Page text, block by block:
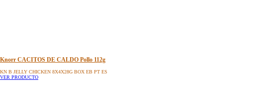
Knorr CACITOS DE CALDO Pollo 112g
KN B JELLY CHICKEN 8X4X28G BOX EB PT ES
VER PRODUCTO